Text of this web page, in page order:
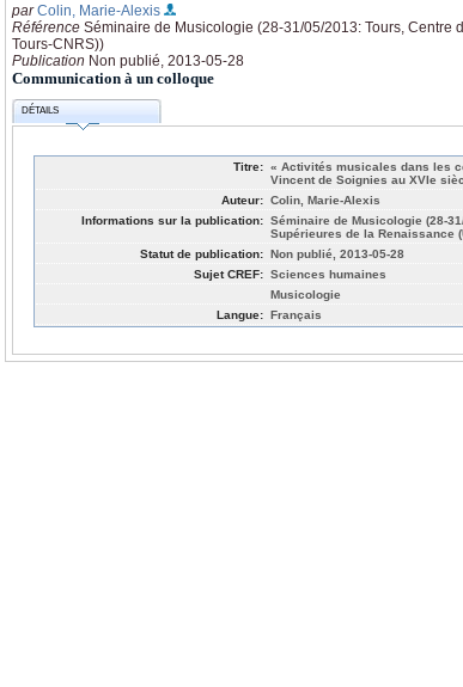
parColin, Marie-Alexis
Référence Séminaire de Musicologie (28-31/05/2013: Tours,
Tours-CNRS))
Publication Non publié, 2013-05-28
Communication à un colloque
DÉTAILS
Titre: « Activités musicales dans les
Vincent de Soignies au XVIe
Auteur: Colin, Marie-Alexis
Informations sur la publication: Séminaire de Musicologie (28-
Supérieures de la Renaissance
Statut de publication: Non publié, 2013-05-28
Sujet CREF: Sciences humaines
Musicologie
Langue: Français